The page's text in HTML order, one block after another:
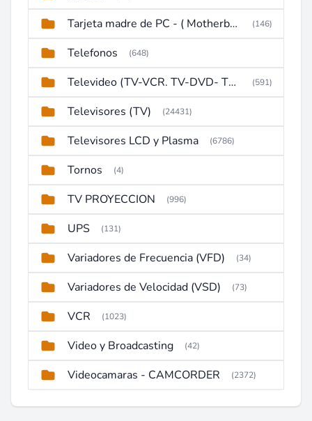
Tarjeta madre de PC - ( Motherboard ) (146)
Telefonos (648)
Televideo (TV-VCR. TV-DVD- TV-DVD-VCR) (591)
Televisores (TV) (24431)
Televisores LCD y Plasma (6786)
Tornos (4)
TV PROYECCION (996)
UPS (131)
Variadores de Frecuencia (VFD) (34)
Variadores de Velocidad (VSD) (73)
VCR (1023)
Video y Broadcasting (42)
Videocamaras - CAMCORDER (2372)